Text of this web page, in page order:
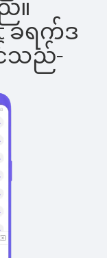
။
ခရက်ဒ
င်သည်-